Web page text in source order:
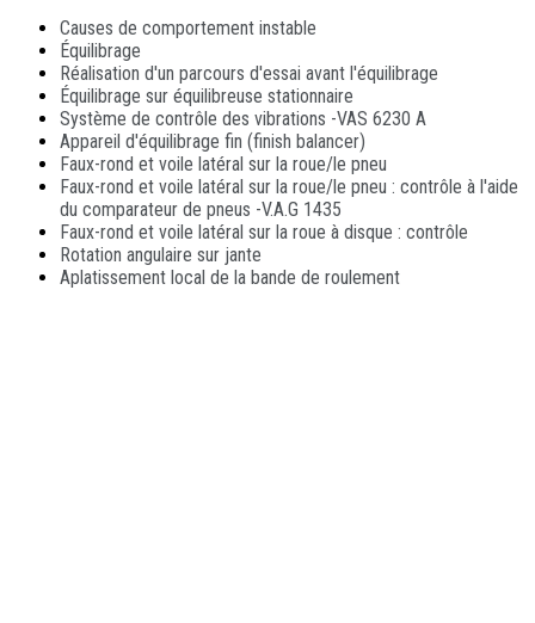
Causes de comportement instable
Équilibrage
Réalisation d'un parcours d'essai avant l'équilibrage
Équilibrage sur équilibreuse stationnaire
Système de contrôle des vibrations -VAS 6230 A
Appareil d'équilibrage fin (finish balancer)
Faux-rond et voile latéral sur la roue/le pneu
Faux-rond et voile latéral sur la roue/le pneu : contrôle à l'aide
du comparateur de pneus -V.A.G 1435
Faux-rond et voile latéral sur la roue à disque : contrôle
Rotation angulaire sur jante
Aplatissement local de la bande de roulement